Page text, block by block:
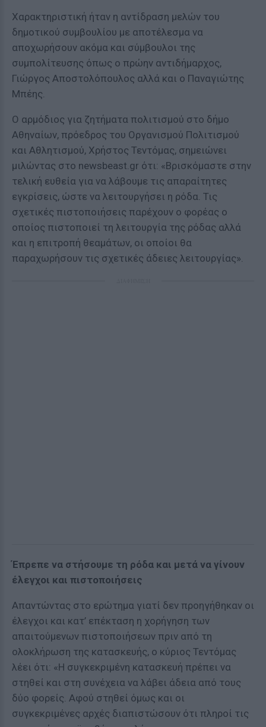
Χαρακτηριστική ήταν η αντίδραση μελών του
δημοτικού συμβουλίου με αποτέλεσμα να
αποχωρήσουν ακόμα και σύμβουλοι της
συμπολίτευσης όπως ο πρώην αντιδήμαρχος,
Γιώργος Αποστολόπουλος αλλά και ο Παναγιώτης
Μπέης.
Ο αρμόδιος για ζητήματα πολιτισμού στο δήμο
Αθηναίων, πρόεδρος του Οργανισμού Πολιτισμού
και Αθλητισμού, Χρήστος Τεντόμας, σημειώνει
μιλώντας στο newsbeast.gr ότι: «Βρισκόμαστε στην
τελική ευθεία για να λάβουμε τις απαραίτητες
εγκρίσεις, ώστε να λειτουργήσει η ρόδα. Τις
σχετικές πιστοποιήσεις παρέχουν ο φορέας ο
οποίος πιστοποιεί τη λειτουργία της ρόδας αλλά
και η επιτροπή θεαμάτων, οι οποίοι θα
παραχωρήσουν τις σχετικές άδειες λειτουργίας».
Έπρεπε να στήσουμε τη ρόδα και μετά να γίνουν
έλεγχοι και πιστοποιήσεις
Απαντώντας στο ερώτημα γιατί δεν προηγήθηκαν οι
έλεγχοι και κατ’ επέκταση η χορήγηση των
απαιτούμενων πιστοποιήσεων πριν από τη
ολοκλήρωση της κατασκευής, ο κύριος Τεντόμας
λέει ότι: «Η συγκεκριμένη κατασκευή πρέπει να
στηθεί και στη συνέχεια να λάβει άδεια από τους
δύο φορείς. Αφού στηθεί όμως και οι
συγκεκριμένες αρχές διαπιστώσουν ότι πληροί τις